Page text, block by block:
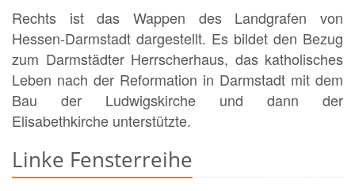
Rechts ist das Wappen des Landgrafen von
Hessen-Darmstadt dargestellt. Es bildet den Bezug
zum Darmstädter Herrscherhaus, das katholisches
Leben nach der Reformation in Darmstadt mit dem
Bau der Ludwigskirche und dann der
Elisabethkirche unterstützte.
Linke Fensterreihe